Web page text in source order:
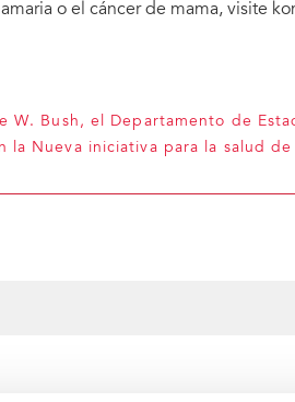
o el cáncer de mama, visite
W. Bush, el Departamento de
la Nueva iniciativa para la salud de